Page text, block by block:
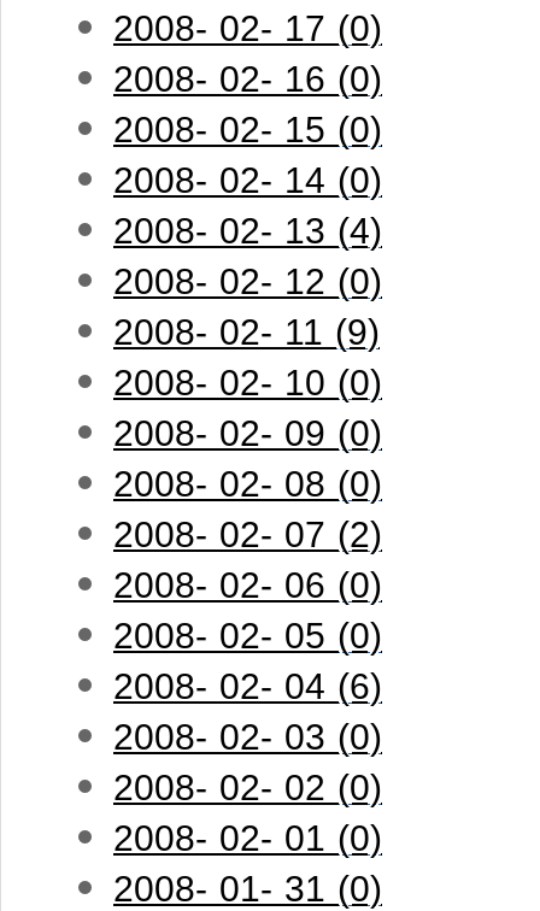
2008- 02- 17 (0)
2008- 02- 16 (0)
2008- 02- 15 (0)
2008- 02- 14 (0)
2008- 02- 13 (4)
2008- 02- 12 (0)
2008- 02- 11 (9)
2008- 02- 10 (0)
2008- 02- 09 (0)
2008- 02- 08 (0)
2008- 02- 07 (2)
2008- 02- 06 (0)
2008- 02- 05 (0)
2008- 02- 04 (6)
2008- 02- 03 (0)
2008- 02- 02 (0)
2008- 02- 01 (0)
2008- 01- 31 (0)